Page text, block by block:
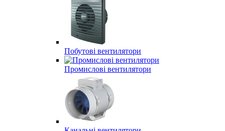
Побутові вентилятори
Промислові вентилятори